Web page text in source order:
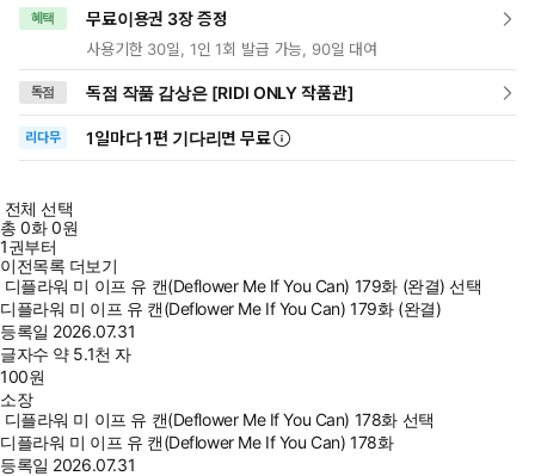
혜택 무료이용권 3장 증정
사용기한 30일, 1인 1회 발급 가능, 90일 대여
독점 독점 작품 감상은 [RIDI ONLY 작품관]
리다무 1일마다1편 기다리면 무료
전체 선택
총0화0원
1권부터
이전목록 더보기
디플라워 미 이프 유 캔(Deflower Me If You Can) 179화 (완결) 선택
디플라워 미 이프 유 캔(Deflower Me If You Can) 179화 (완결)
등록일 2026.07.31
글자수 약 5.1천 자
100원
소장
디플라워 미 이프 유 캔(Deflower Me If You Can) 178화 선택
디플라워 미 이프 유 캔(Deflower Me If You Can) 178화
등록일 2026.07.31